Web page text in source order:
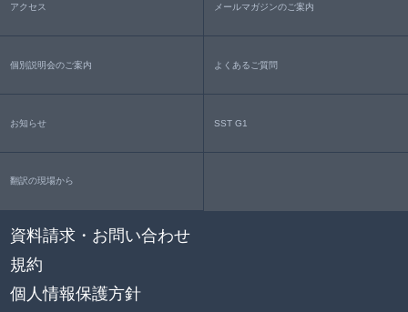
アクセス メールマガジンのご案内
個別説明会のご案内 よくあるご質問
お知らせ SST G1
翻訳の現場から
資料請求・お問い合わせ
規約
個人情報保護方針